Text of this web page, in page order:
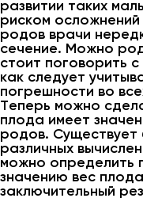
развитии таких
риском
родов врачи
сечение. Можно
стоит поговорить
как следует
погрешности во
Теперь можно
плода имеет
родов. Существует
различных
можно определить
значению вес
заключительный